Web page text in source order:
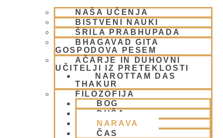
NAŠA UČENJA
BISTVENI NAUKI
ŠRILA PRABHUPADA
BHAGAVAD GITA
GOSPODOVA PESEM
AČARJE IN DUHOVNI
UČITELJI IZ PRETEKLOSTI
NAROTTAM DAS
THAKUR
FILOZOFIJA
BOG
DUŠA
NARAVA
ČAS
FILOZOFIJA